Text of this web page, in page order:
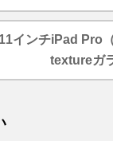
11インチiPad Pro
textureガ